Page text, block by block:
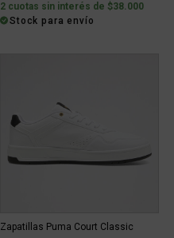
2 cuotas sin interés de $38.000
Stock para envío
Zapatillas Puma Court Classic